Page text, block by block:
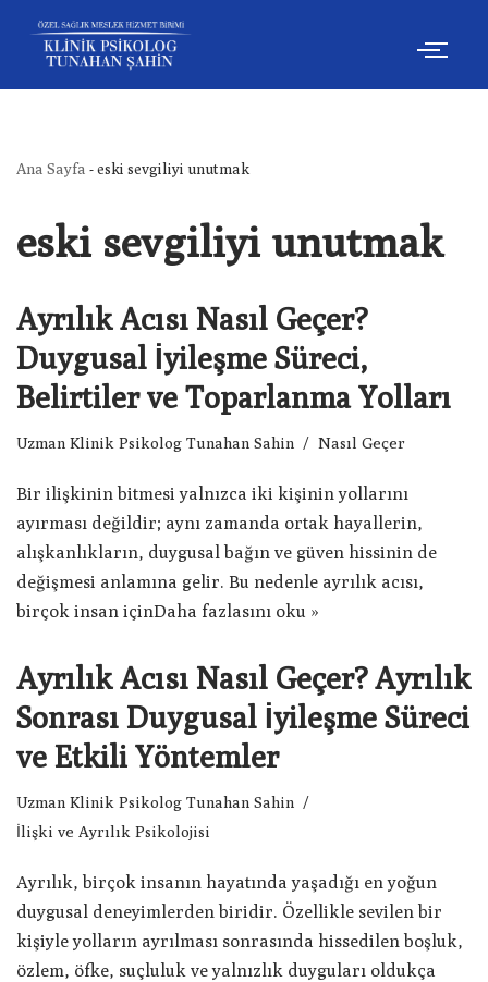
İçeriğe
geç
Ana Sayfa -eski sevgiliyi unutmak
eski sevgiliyi unutmak
Ayrılık Acısı Nasıl Geçer?
Duygusal İyileşme Süreci,
Belirtiler ve Toparlanma Yolları
Uzman Klinik Psikolog Tunahan Sahin Nasıl Geçer
Bir ilişkinin bitmesi yalnızca iki kişinin yollarını
ayırması değildir; aynı zamanda ortak hayallerin,
alışkanlıkların, duygusal bağın ve güven hissinin de
değişmesi anlamına gelir. Bu nedenle ayrılık acısı,
birçok insan içinDaha fazlasını oku »
Ayrılık Acısı Nasıl Geçer? Ayrılık
Sonrası Duygusal İyileşme Süreci
ve Etkili Yöntemler
Uzman Klinik Psikolog Tunahan Sahin
İlişki ve Ayrılık Psikolojisi
Ayrılık, birçok insanın hayatında yaşadığı en yoğun
duygusal deneyimlerden biridir. Özellikle sevilen bir
kişiyle yolların ayrılması sonrasında hissedilen boşluk,
özlem, öfke, suçluluk ve yalnızlık duyguları oldukça